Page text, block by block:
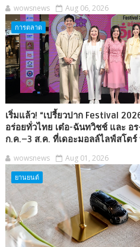
wowsnews Aug 06, 2026
การตลาด
เริ่มแล้ว! “เปรี้ยวปาก Festival
อร่อยทั่วไทย เต๋อ-ฉันทวิชช์ และ อ
ก.ค.–3 ส.ค. ที่เดอะมอลล์ไลฟ์สโตร์
wowsnews Aug 01, 2026
ยานยนต์